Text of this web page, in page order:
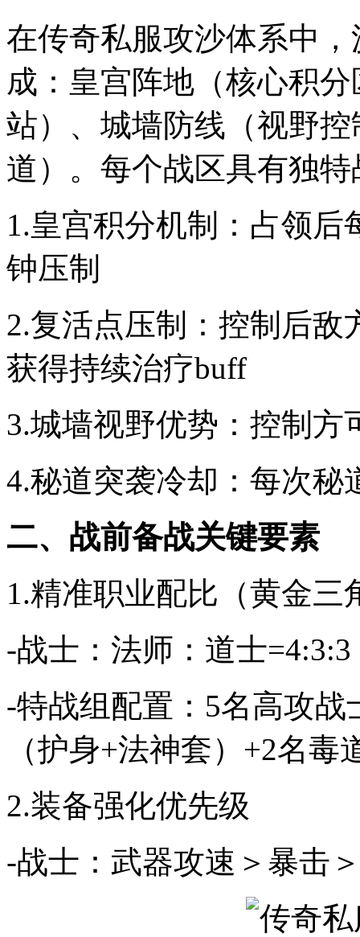
在传奇私服攻沙体系中
成：皇宫阵地（核心积
站）、城墙防线（视野
道）。每个战区具有独
1.皇宫积分机制：占领后
钟压制
2.复活点压制：控制后敌
获得持续治疗buff
3.城墙视野优势：控制
4.秘道突袭冷却：每次秘
二、战前备战关键要素
1.精准职业配比（黄金三
-战士：法师：道士=4:3:3
-特战组配置：5名高攻
（护身+法神套）+2名
2.装备强化优先级
-战士：武器攻速＞暴击